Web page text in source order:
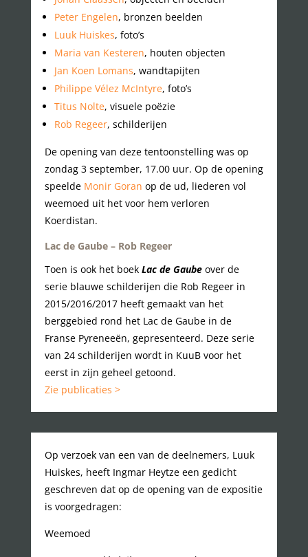
Peter Engelen, bronzen beelden
Luuk Huiskes, foto’s
Maria van Kesteren, houten objecten
Jan Koen Lomans, wandtapijten
Philippe Vélez McIntyre, foto’s
Titus Nolte, visuele poëzie
Rob Regeer, schilderijen
De opening van deze tentoonstelling was op
zondag 3 september, 17.00 uur. Op de opening
speelde Monir Goran op de ud, liederen vol
weemoed uit het voor hem verloren
Koerdistan.
Lac de Gaube – Rob Regeer
Toen is ook het boek Lac de Gaubeover de
serie blauwe schilderijen die Rob Regeer in
2015/2016/2017 heeft gemaakt van het
berggebied rond het Lac de Gaube in de
Franse Pyreneeën, gepresenteerd. Deze serie
van 24 schilderijen wordt in KuuB voor het
eerst in zijn geheel getoond.
Zie publicaties >
Op verzoek van een van de deelnemers, Luuk
Huiskes, heeft Ingmar Heytze een gedicht
geschreven dat op de opening van de expositie
is voorgedragen:
Weemoed